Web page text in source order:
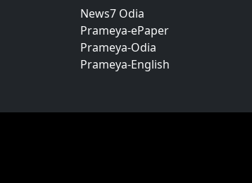
News7 Odia
Prameya-ePaper
Prameya-Odia
Prameya-English